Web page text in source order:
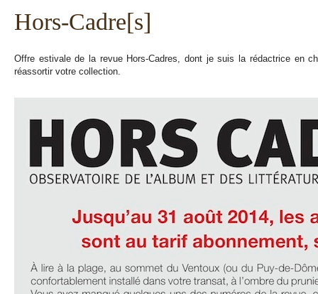
Hors-Cadre[s]
Offre estivale de la revue Hors-Cadres, dont je suis la rédactrice en
réassortir votre collection.